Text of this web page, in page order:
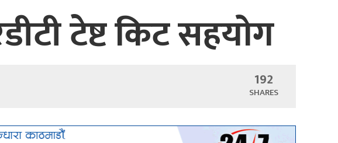
टेष्ट किट सहयोग
192
SHARES